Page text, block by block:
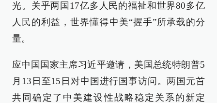
光。关乎两国17亿多人民的福祉和世界80多亿
人民的利益，世界懂得中美“握手”所承载的分
量。
应中国国家主席习近平邀请，美国总统特朗普5
月13日至15日对中国进行国事访问。两国元首
共同确定了中美建设性战略稳定关系的新定